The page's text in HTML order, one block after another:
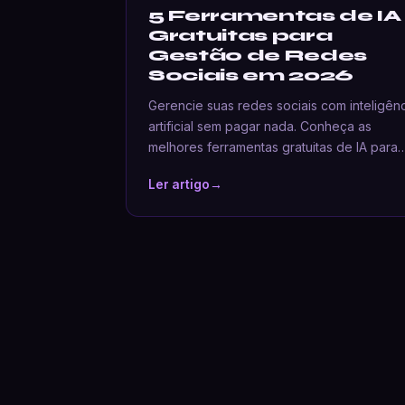
5 Ferramentas de IA
Gratuitas para
Gestão de Redes
Sociais em 2026
Gerencie suas redes sociais com
artificial sem pagar nada. Conheça as
melhores ferramentas gratuitas de IA
Ler artigo→